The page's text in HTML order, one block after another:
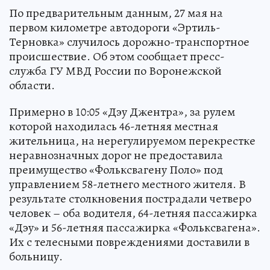
По предварительным данным, 27 мая на
первом километре автодороги «Эртиль-
Терновка» случилось дорожно-транспортное
происшествие. Об этом сообщает пресс-
служба ГУ МВД России по Воронежской
области.
Примерно в 10:05 «Дэу Джентра», за рулем
которой находилась 46-летняя местная
жительница, на нерегулируемом перекрестке
неравнозначных дорог не предоставила
преимущество «Фольксвагену Поло» под
управлением 58-летнего местного жителя. В
результате столкновения пострадали четверо
человек – оба водителя, 64-летняя пассажирка
«Дэу» и 56-летняя пассажирка «Фольксвагена».
Их с телесными повреждениями доставили в
больницу.